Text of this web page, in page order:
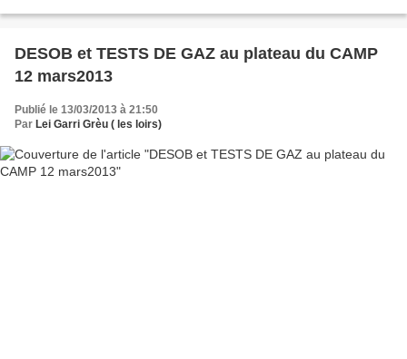
DESOB et TESTS DE GAZ au plateau du CAMP
12 mars2013
Publié le 13/03/2013 à 21:50
Par Lei Garri Grèu ( les loirs)